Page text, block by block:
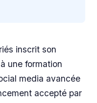
inscrit son
une formation
media avancée
accepté par